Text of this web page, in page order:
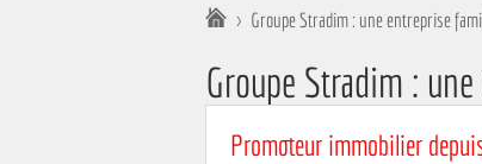
> Groupe Stradim : une entreprise
Groupe Stradim :
Promoteur immobilier